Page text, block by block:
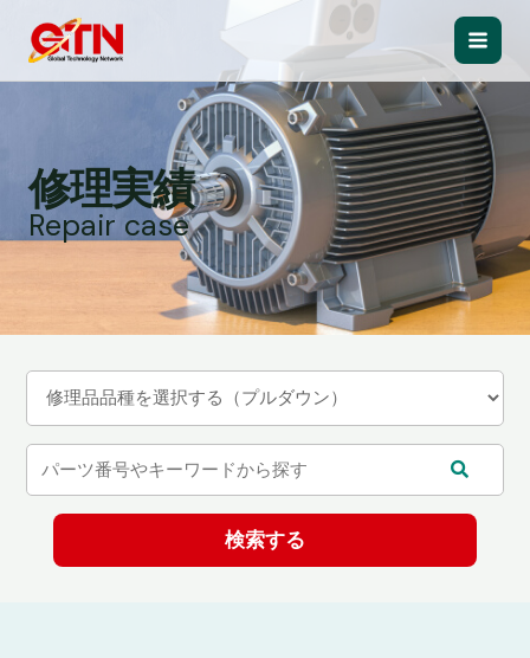
Main
修理実績
Repair case